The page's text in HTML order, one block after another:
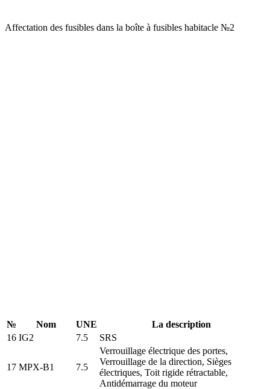
Affectation des fusibles dans la boîte à fusibles habitacle №2
№ Nom UNE
La description
16 IG2 7.5 SRS
17 MPX-B1 7.5
Verrouillage électrique des portes,
Verrouillage de la direction, Sièges
électriques, Toit rigide rétractable,
Antidémarrage du moteur